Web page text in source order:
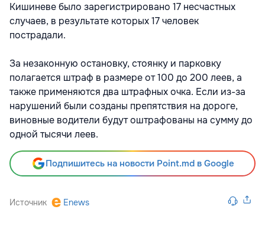
Кишиневе было зарегистрировано 17 несчастных
случаев, в результате которых 17 человек
пострадали.
За незаконную остановку, стоянку и парковку
полагается штраф в размере от 100 до 200 леев, а
также применяются два штрафных очка. Если из-за
нарушений были созданы препятствия на дороге,
виновные водители будут оштрафованы на сумму до
одной тысячи леев.
Подпишитесь на новости Point.md в Google
Источник Enews